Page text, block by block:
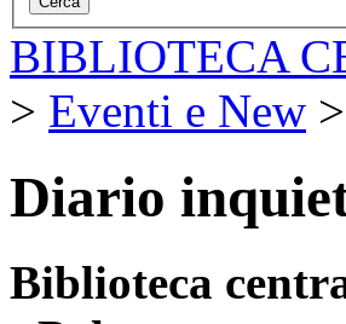
BIBLIOTECA
> Eventi e New >
Diario
Biblioteca